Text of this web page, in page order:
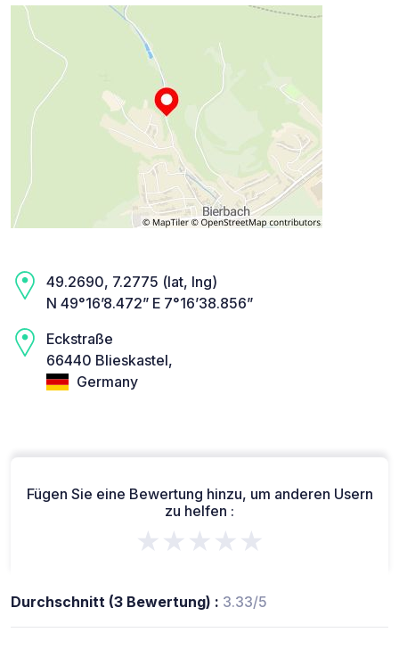
49.2690, 7.2775 (lat, lng)
N 49°16’8.472” E 7°16’38.856”
Eckstraße
66440 Blieskastel,
Germany
Fügen Sie eine Bewertung hinzu, um anderen Usern
zu helfen :
★★★★★
Durchschnitt (3 Bewertung) : 3.33/5